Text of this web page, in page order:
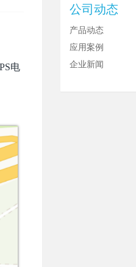
电
公司动态
产品动态
应用案例
企业新闻